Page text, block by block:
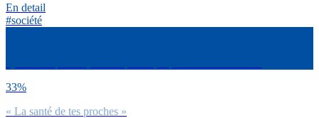
En detail
#société
33%
« La santé de tes proches »